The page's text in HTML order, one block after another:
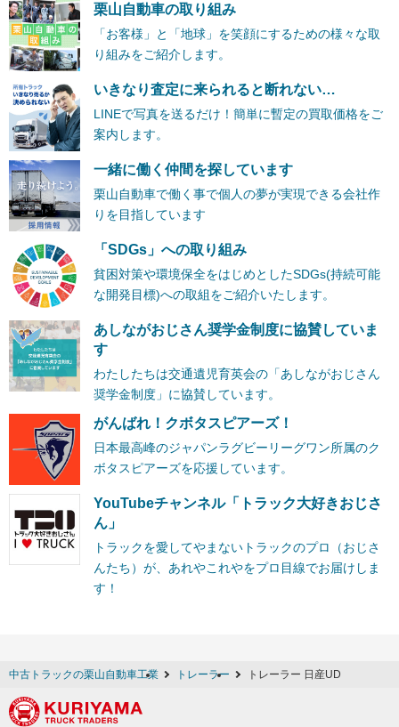
栗山自動車の取り組み
「お客様」と「地球」を笑顔にするための様々な取
り組みをご紹介します。
いきなり査定に来られると断れない…
LINEで写真を送るだけ！簡単に暫定の買取価格をご
案内します。
一緒に働く仲間を探しています
栗山自動車で働く事で個人の夢が実現できる会社作
りを目指しています
「SDGs」への取り組み
貧困対策や環境保全をはじめとしたSDGs(持続可能
な開発目標)への取組をご紹介いたします。
あしながおじさん奨学金制度に協賛していま
す
わたしたちは交通遺児育英会の「あしながおじさん
奨学金制度」に協賛しています。
がんばれ！クボタスピアーズ！
日本最高峰のジャパンラグビーリーグワン所属のク
ボタスピアーズを応援しています。
YouTubeチャンネル「トラック大好きおじさ
ん」
トラックを愛してやまないトラックのプロ（おじさ
んたち）が、あれやこれやをプロ目線でお届けしま
す！
中古トラックの栗山自動車工業 トレーラー トレーラー 日産UD